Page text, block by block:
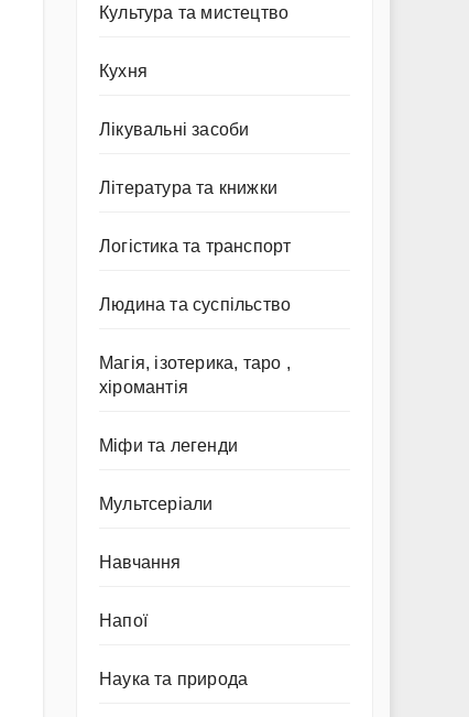
Культура та мистецтво
Кухня
Лікувальні засоби
Література та книжки
Логістика та транспорт
Людина та суспільство
Магія, ізотерика, таро ,
хіромантія
Міфи та легенди
Мультсеріали
Навчання
Напої
Наука та природа